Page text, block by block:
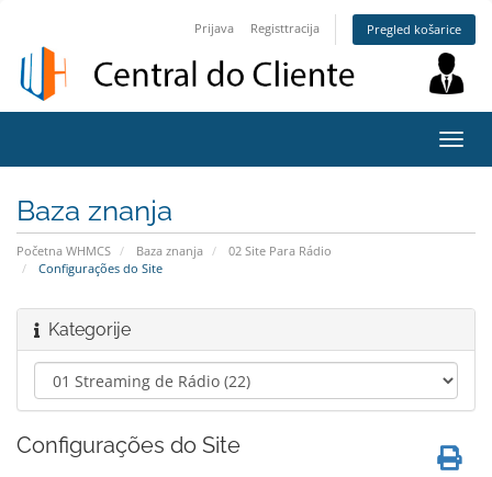
Prijava Registtracija Pregled košarice
Baza znanja
Početna WHMCS Baza znanja
02 Site Para Rádio
Configurações do Site
Kategorije
Configurações do Site